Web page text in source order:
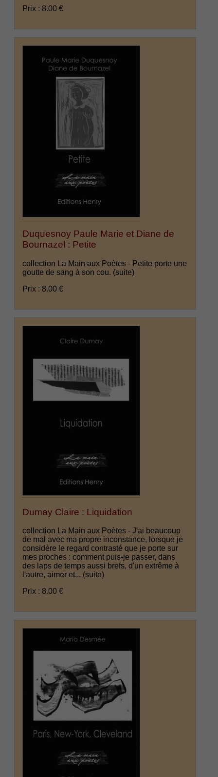
Prix : 8.00 €
Duquesnoy Paule Marie et Diane de
Bournazel : Petite
collection La Main aux Poètes - Petite porte une
goutte de sang à son cou. (suite)
Prix : 8.00 €
Dumay Claire : Liquidation
collection La Main aux Poètes - J'ai beaucoup
de mal avec ma propre inconstance, lorsque je
considère le regard contrasté que je porte sur
mes proches : comment puis-je passer, dans
des laps de temps aussi brefs, d'un extrême à
l'autre, aimer et... (suite)
Prix : 8.00 €